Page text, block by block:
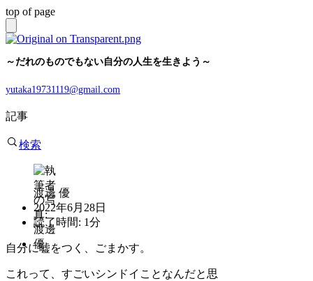
top of page
～だれのものでもない自分の人生を生きよう～
yutaka19731119@gmail.com
記事
検索
渡邊 優
2022年6月28日
読了時間: 1分
自分に嘘をつく、ごまかす。
これって、すごいシンドイことなんだと思